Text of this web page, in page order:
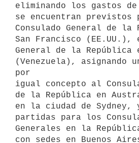
eliminando los gastos
se encuentran previstos
Consulado General de la
San Francisco (EE.UU.),
General de la República
(Venezuela), asignando
por
igual concepto al
de la República en
en la ciudad de
partidas para los
Generales en la
con sedes en Buenos